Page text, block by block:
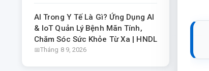
AI Trong Y Tế Là Gì? Ứng Dụng AI
& IoT Quản Lý Bệnh Mãn Tính,
Chăm Sóc Sức Khỏe Từ Xa | HNDL
Tháng 8 9, 2026